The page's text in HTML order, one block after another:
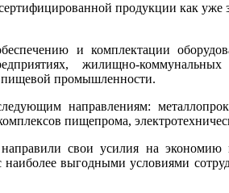
продукции как
и комплектации
жилищно-коммунальных
пищевой промышленности.
направлениям:
пищепрома,
свои усилия на
выгодными условиями